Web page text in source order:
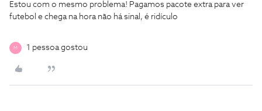
Estou com o mesmo problema! Pagamos pacote extra para ver
futebol e chega na hora não há sinal, é ridículo
M 1 pessoa gostou